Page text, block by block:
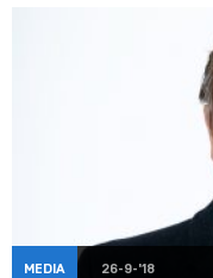
MEDIA 26-9-'18